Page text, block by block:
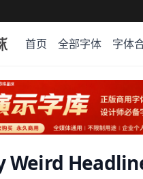
首页 全部字体 字体
Weird